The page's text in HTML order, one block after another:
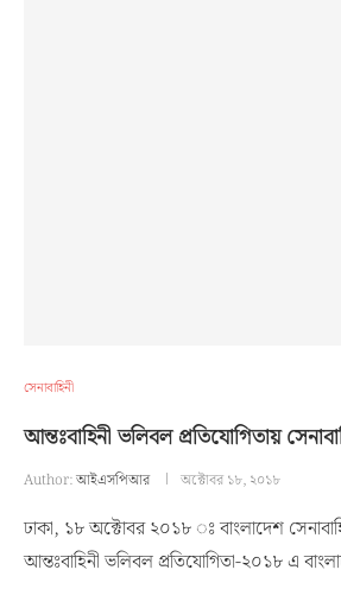
সেনাবাহিনী
আন্তঃবাহিনী ভলিবল প্রতিযোগিতায়
Author:আইএসপিআর অক্টোবর ১৮, ২০১৮
ঢাকা, ১৮ অক্টোবর ২০১৮ ঃ বাংলাদেশ
আন্তঃবাহিনী ভলিবল প্রতিযোগিতা-২০১৮ এ